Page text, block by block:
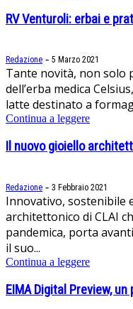
RV Venturoli: erbai e
Redazione - 5 Marzo 2021
Tante novità, non solo
dell’erba medica
latte destinato a
Continua a leggere
Il nuovo gioiello
Redazione - 3 Febbraio 2021
Innovativo, sostenibile
architettonico di CLAI
pandemica, porta
il suo...
Continua a leggere
EIMA Digital Preview,